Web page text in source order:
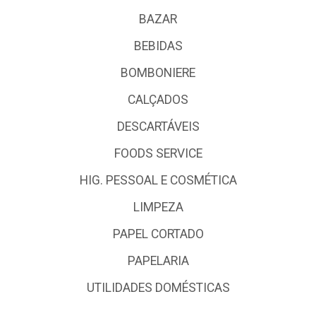
BAZAR
BEBIDAS
BOMBONIERE
CALÇADOS
DESCARTÁVEIS
FOODS SERVICE
HIG. PESSOAL E COSMÉTICA
LIMPEZA
PAPEL CORTADO
PAPELARIA
UTILIDADES DOMÉSTICAS